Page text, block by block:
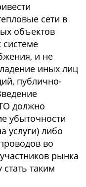
сети в
объектов
системе
и не
иных лиц
публично-
должно
убыточности
услуги) либо
во
рынка
таким